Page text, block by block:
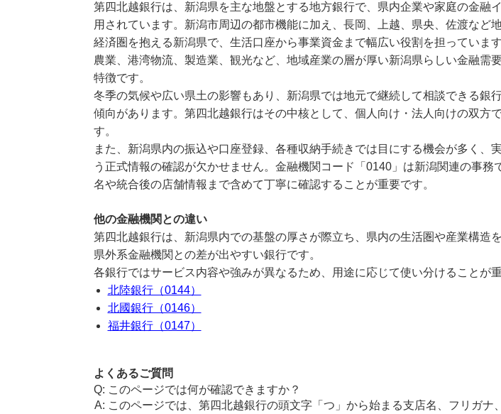
第四北越銀行は、新潟県を主な地盤とする地方銀行で、県内企業や家庭の金融
用されています。新潟市周辺の都市機能に加え、長岡、上越、県央、佐渡など
経済圏を抱える新潟県で、生活口座から事業資金まで幅広い役割を担っていま
農業、港湾物流、製造業、観光など、地域産業の層が厚い新潟県らしい金融需
特徴です。
冬季の気候や広い県土の影響もあり、新潟県では地元で継続して相談できる銀
傾向があります。第四北越銀行はその中核として、個人向け・法人向けの双方
す。
また、新潟県内の振込や口座登録、各種収納手続きでは目にする機会が多く、
う正式情報の確認が欠かせません。金融機関コード「0140」は新潟関連の事務
名や統合後の店舗情報まで含めて丁寧に確認することが重要です。
他の金融機関との違い
第四北越銀行は、新潟県内での基盤の厚さが際立ち、県内の生活圏や産業構造
県外系金融機関との差が出やすい銀行です。
各銀行ではサービス内容や強みが異なるため、用途に応じて使い分けることが重
北陸銀行（0144）
北國銀行（0146）
福井銀行（0147）
よくあるご質問
このページでは何が確認できますか？
このページでは、第四北越銀行の頭文字「つ」から始まる支店名、フリガナ